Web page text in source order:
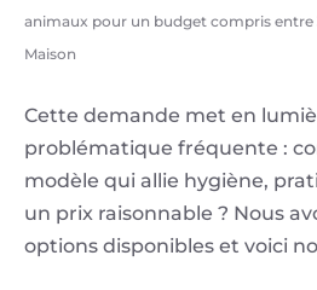
animaux pour un budget compris entre
Maison
Cette demande met en
problématique fréquente :
modèle qui allie hygiène,
un prix raisonnable ? Nous
options disponibles et voici